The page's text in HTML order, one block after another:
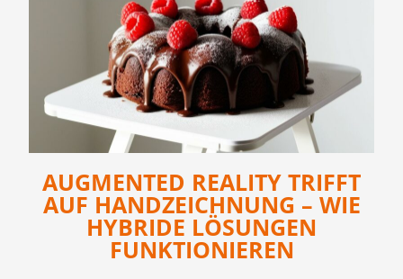
AUGMENTED REALITY TRIFFT
AUF HANDZEICHNUNG – WIE
HYBRIDE LÖSUNGEN
FUNKTIONIEREN